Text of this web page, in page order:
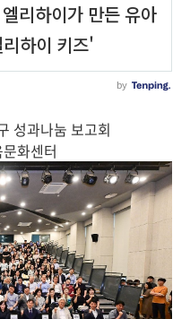
성과나눔 보고회
화센터